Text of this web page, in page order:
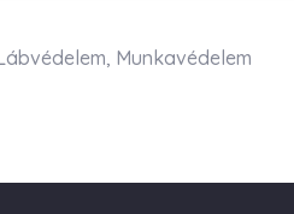
Munkavédelem